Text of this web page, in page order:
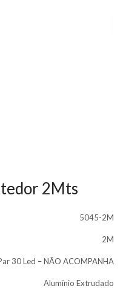
2Mts
5045-2M
2M
30 Led – NÃO ACOMPANHA
Alumínio Extrudado